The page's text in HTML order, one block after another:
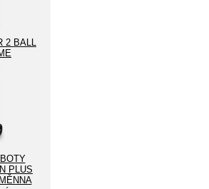
2 BALL
PLUS